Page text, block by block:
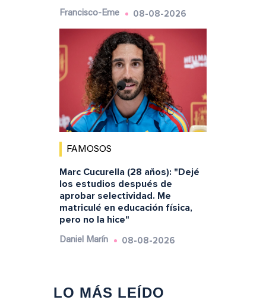
Francisco-Eme 08-08-2026
FAMOSOS
Marc Cucurella (28 años): "Dejé
los estudios después de
aprobar selectividad. Me
matriculé en educación física,
pero no la hice"
Daniel Marín 08-08-2026
LO MÁS LEÍDO